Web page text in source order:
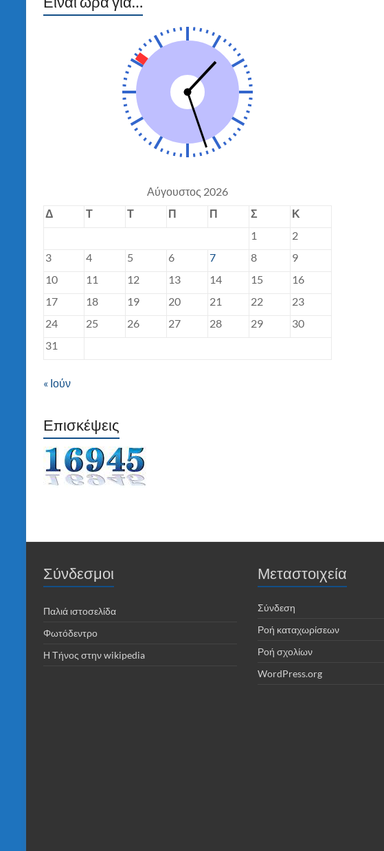
Αύγουστος 2026
Δ
Τ Τ Π Π Σ
Κ
1
2
3
4 5 6 7 8
9
10
11 12 13 14 15
16
17
18 19 20 21 22
23
24
25 26 27 28 29
30
31
« Ιούν
Επισκέψεις
Σύνδεσμοι
Παλιά ιστοσελίδα
Φωτόδεντρο
Η Τήνος στην wikipedia
Μεταστοιχεία
Σύνδεση
Ροή καταχωρίσεων
Ροή σχολίων
WordPress.org